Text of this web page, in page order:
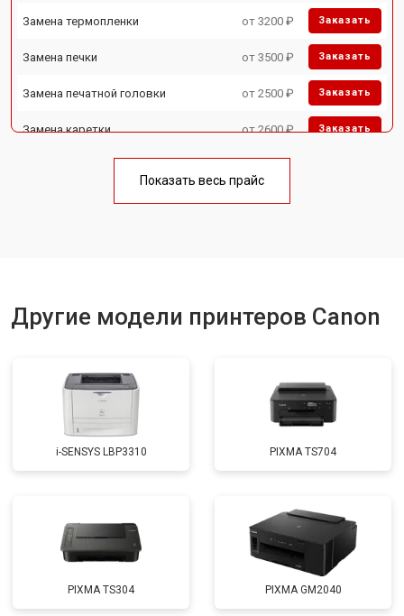
Замена термопленки от 3200 ₽ Заказать
Замена печки от 3500 ₽ Заказать
Замена печатной головки от 2500 ₽ Заказать
Замена каретки от 2600 ₽ Заказать
Замена блока питания от 2300 ₽
Показать весь прайс
Другие модели принтеров Canon
i-SENSYS LBP3310 PIXMA TS704
PIXMA TS304 PIXMA GM2040